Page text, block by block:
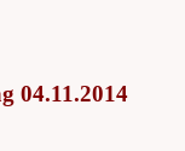
04.11.2014